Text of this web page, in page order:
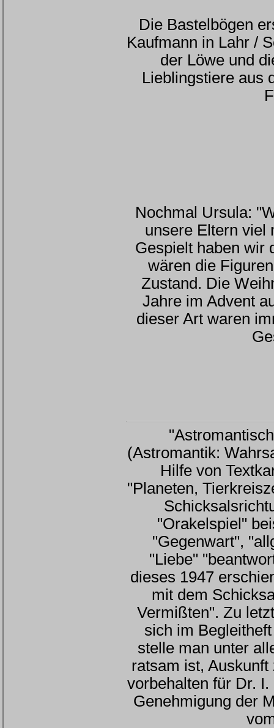
Die Bastelbögen
Kaufmann in Lahr /
der Löwe und
Lieblingstiere aus
Nochmal Ursula:
unsere Eltern viel
Gespielt haben wir
wären die
Zustand. Die
Jahre im Advent
dieser Art waren
(Astromantik:
Hilfe von
"Planeten,
"Orakelspiel"
"Gegenwart",
"Liebe"
dieses 1947
mit dem
Vermißten". Zu
sich im
stelle man unter
ratsam ist,
vorbehalten für Dr.
Genehmigung der